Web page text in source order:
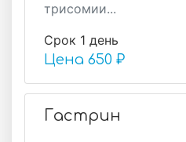
трисомии...
Срок 1 день
Цена 650 ₽
Гастрин